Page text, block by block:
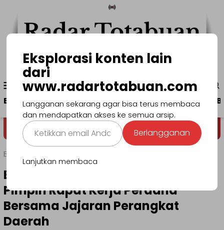
konten
Menu
Mobile
www.radartotabuan.com
Beranda Kotamobagu Bolmong Boltim
Dega' Niondon Selamat
Beranda
Bupati dan Wakil Bupati Bolmong
Pimpin Rapat Kerja Perdana
Bersama Jajaran Perangkat
Daerah
Eksplorasi konten lain
dari
www.radartotabuan.com
Langganan sekarang agar bisa terus membaca
dan mendapatkan akses ke semua arsip.
Ketikkan
email
Anda...
Berlangganan
Lanjutkan membaca